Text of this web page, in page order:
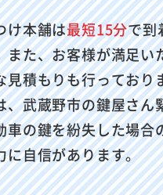
け本舗は最短15分で到
また、お客様が満足
見積もりも行ってお
、武蔵野市の鍵屋さ
車の鍵を紛失した場
に自信があります。